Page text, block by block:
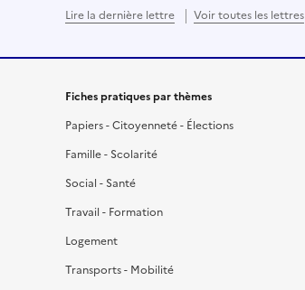
Lire la dernière lettre Voir toutes les lettres
Fiches pratiques par thèmes
Papiers - Citoyenneté - Élections
Famille - Scolarité
Social - Santé
Travail - Formation
Logement
Transports - Mobilité